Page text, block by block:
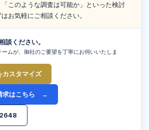
このような調査は可能か」といった検討
お気軽にご相談ください。
談ください。
ムが、御社のご要望を丁寧にお伺いいたしま
カスタマイズ
求はこちら →